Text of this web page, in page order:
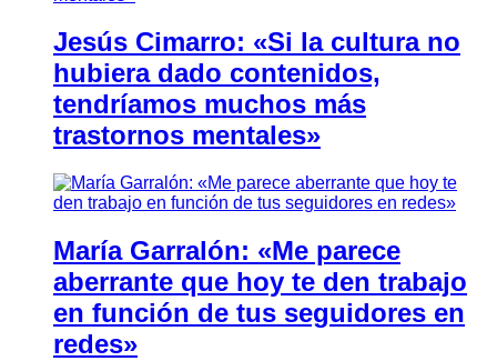
Jesús Cimarro: «Si la cultura no
hubiera dado contenidos,
tendríamos muchos más
trastornos mentales»
María Garralón: «Me parece
aberrante que hoy te den trabajo
en función de tus seguidores en
redes»